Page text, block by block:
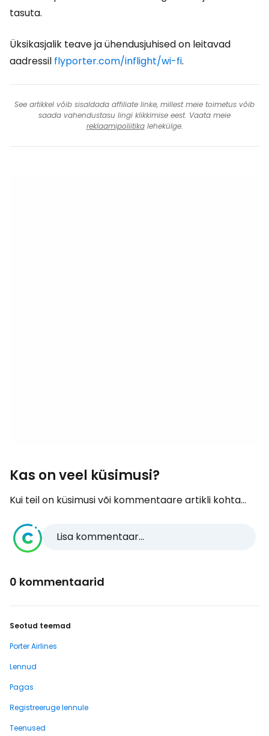
tasuta.
Üksikasjalik teave ja ühendusjuhised on leitavad
aadressil flyporter.com/inflight/wi-fi.
See artikkel võib sisaldada affiliate linke, millest meie toimetus võib
saada vahendustasu lingi klikkimise eest. Vaata meie
reklaamipoliitikalehekülge.
Kas on veel küsimusi?
Kui teil on küsimusi või kommentaare artikli kohta...
Lisa kommentaar...
0 kommentaarid
Seotud teemad
Porter Airlines
Lennud
Pagas
Registreeruge lennule
Teenused